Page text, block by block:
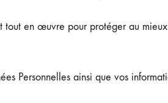
tout en œuvre pour protéger au
Personnelles ainsi que vos